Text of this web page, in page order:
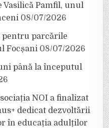
Pamfil, unul
08/07/2026
pentru parcările
Focșani 08/07/2026
până la începutul
NOI a finalizat
dedicat dezvoltării
în educația adulților